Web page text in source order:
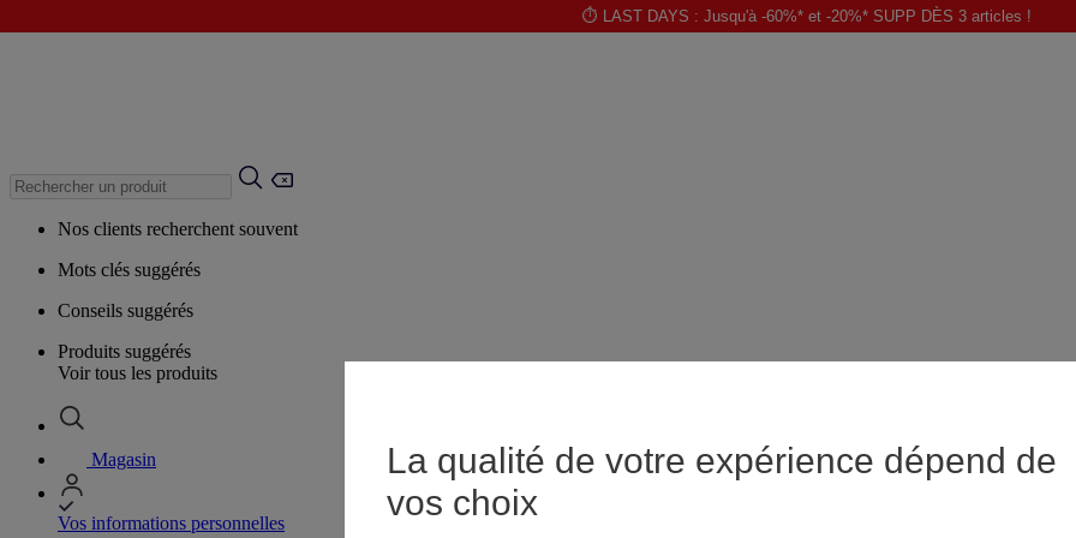
⏱️ LAST DAYS : Jusqu'à -60%* et -20%* SUPP DÈS 3 articles !
Nos clients recherchent souvent
Mots clés suggérés
Conseils suggérés
Produits suggérés
Voir tous les produits
Magasin
Vos informations personnelles
La qualité de votre expérience dépend de
vos choix